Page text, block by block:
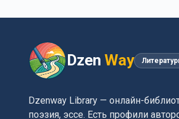
Dzen Way
Dzenway Library — онлайн-
поэзия, эссе. Есть профили